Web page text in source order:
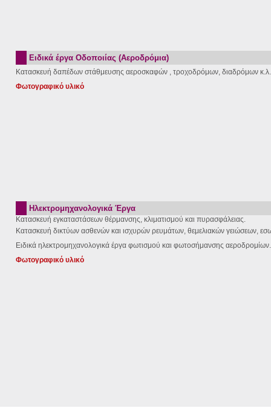
Ειδικά έργα Οδοποιίας (Αεροδρόμια)
Κατασκευή δαπέδων στάθμευσης αεροσκαφών , τροχοδρόμων, διαδρόμων
Φωτογραφικό υλικό
Ηλεκτρομηχανολογικά Έργα
Κατασκευή εγκαταστάσεων θέρμανσης, κλιματισμού και πυρασφάλειας.
Κατασκευή δικτύων ασθενών και ισχυρών ρευμάτων, θεμελιακών γειώσεων,
Ειδικά ηλεκτρομηχανολογικά έργα φωτισμού και φωτοσήμανσης αεροδρομίων.
Φωτογραφικό υλικό